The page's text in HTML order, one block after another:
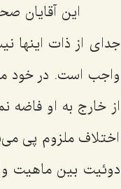
این آقایان
جداى از ذات اینها
واجب است. در خود
از خارج به او فاضه
اختلاف ملزوم پى
دوئیت بین ماهیت